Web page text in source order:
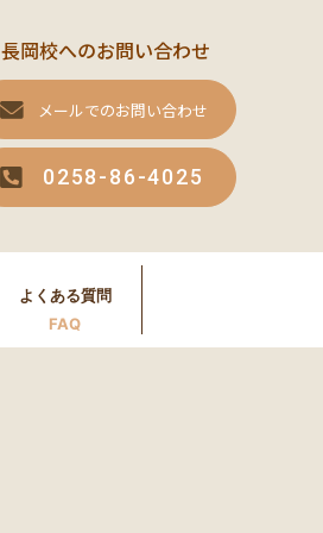
長岡校へのお問い合わせ
メールでのお問い合わせ
0258-86-4025
よくある質問
FAQ